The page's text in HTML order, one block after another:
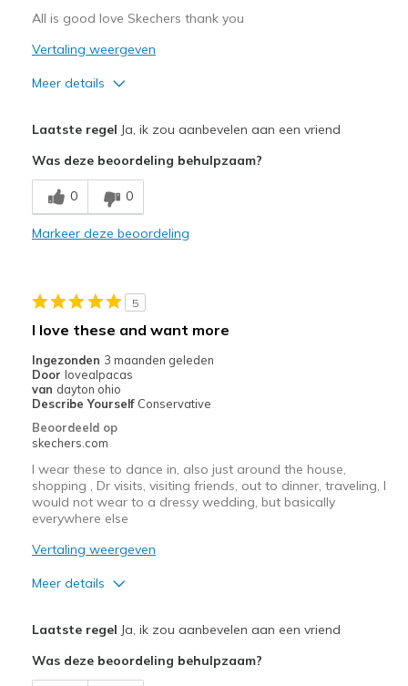
All is good love Skechers thank you
Vertaling weergeven
Meer details
Breathe Well
Comfortable
Minpunten
Beste toepassingen
Sizing
Feels true to size
View On Shoes
Shoes are for Wearing
Laatste regel Ja, ik zou aanbevelen aan een vriend
Was deze beoordeling behulpzaam?
0 0
Markeer deze beoordeling
5
I love these and want more
Ingezonden 3 maanden geleden
Door lovealpacas
van dayton ohio
Describe Yourself Conservative
Beoordeeld op
skechers.com
I wear these to dance in, also just around the house,
shopping , Dr visits, visiting friends, out to dinner, traveling, I
would not wear to a dressy wedding, but basically
everywhere else
Vertaling weergeven
Meer details
Durable
Laatste regel Ja, ik zou aanbevelen aan een vriend
Was deze beoordeling behulpzaam?